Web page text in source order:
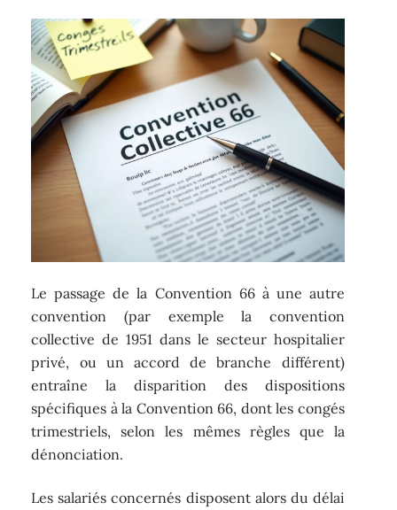
Le passage de la Convention 66 à une autre
convention (par exemple la convention
collective de 1951 dans le secteur hospitalier
privé, ou un accord de branche différent)
entraîne la disparition des dispositions
spécifiques à la Convention 66, dont les congés
trimestriels, selon les mêmes règles que la
dénonciation.
Les salariés concernés disposent alors du délai